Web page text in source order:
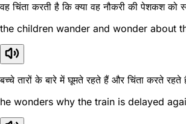
वह चिंता करती है कि क्या वह नौकरी की पेशकश को
the children wander and wonder about
बच्चे तारों के बारे में घूमते रहते हैं और चिंता करते रहते
he wonders why the train is delayed